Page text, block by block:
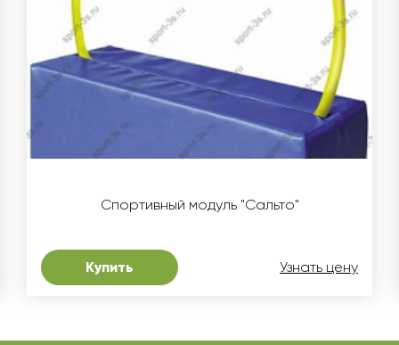
Спортивный модуль "Сальто"
Купить Узнать цену